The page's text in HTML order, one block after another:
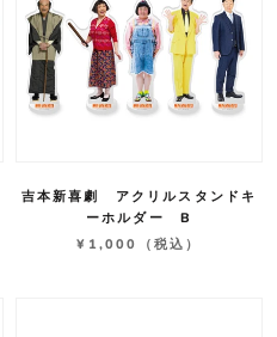
吉本新喜劇 アクリルスタンドキ
ーホルダー B
¥1,000
（税込）